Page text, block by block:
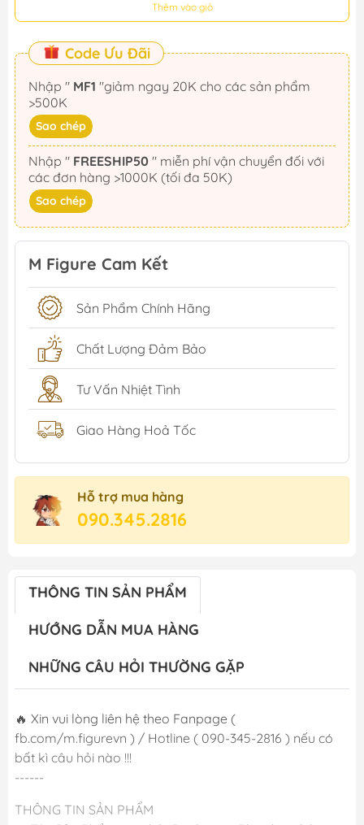
Thêm vào giỏ
Code Ưu Đãi
Nhập " MF1
>500K
Sao chép
Nhập " FREESHIP50
các đơn hàng >1000K (tối đa 50K)
Sao chép
M Figure Cam Kết
Sản Phẩm Chính Hãng
Chất Lượng Đảm Bảo
Tư Vấn Nhiệt Tình
Giao Hàng Hoả Tốc
Hỗ trợ mua hàng
090.345.2816
THÔNG TIN SẢN PHẨM
HƯỚNG DẪN MUA HÀNG
NHỮNG CÂU HỎI THƯỜNG GẶP
🔥 Xin vui lòng liên hệ theo Fanpage (
fb.com/m.figurevn ) / Hotline ( 090-345-2816 ) nếu có
bất kì câu hỏi nào !!!
------
THÔNG TIN SẢN PHẨM